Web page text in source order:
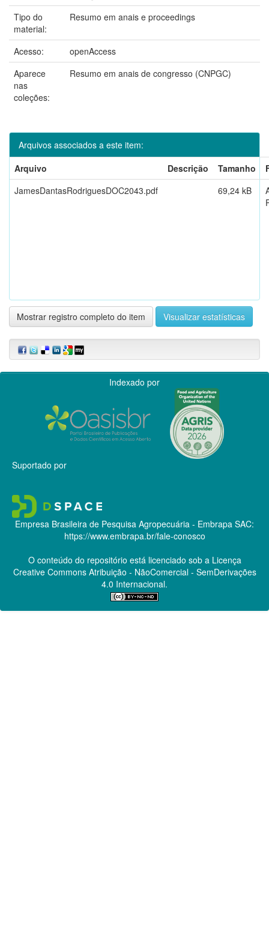
Tipo do
material:
Resumo em anais e proceedings
Acesso:
openAccess
Aparece
nas
coleções:
Resumo em anais de congresso (CNPGC)
Arquivos associados a este item:
Arquivo
Descrição Tamanho
JamesDantasRodriguesDOC2043.pdf
69,24 kB
Mostrar registro completo do item Visualizar estatísticas
Indexado por
Suportado por
Empresa Brasileira de Pesquisa Agropecuária - Embrapa SAC:
https://www.embrapa.br/fale-conosco
O conteúdo do repositório está licenciado sob a Licença
Creative CommonsAtribuição - NãoComercial - SemDerivações
4.0 Internacional.